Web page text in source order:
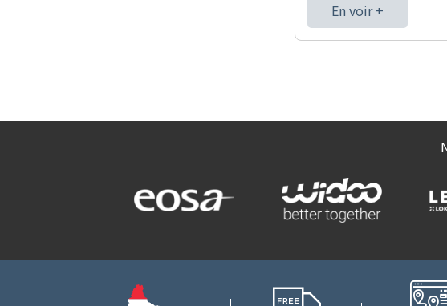
En voir +